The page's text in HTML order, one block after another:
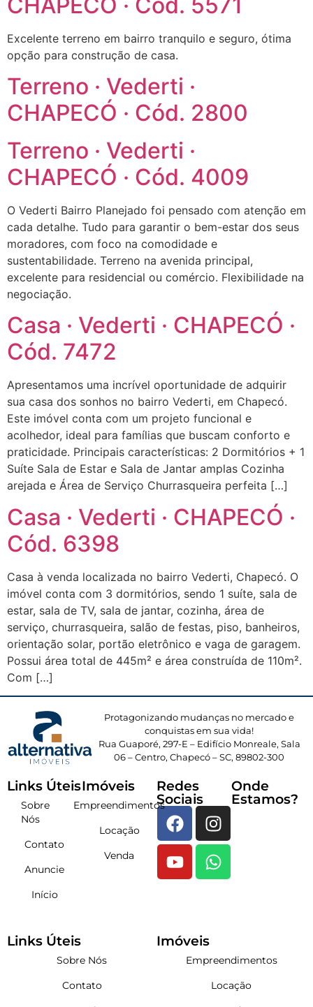
Excelente terreno em bairro tranquilo e seguro, ótima
opção para construção de casa.
Terreno · Vederti ·
CHAPECÓ · Cód. 2800
Terreno · Vederti ·
CHAPECÓ · Cód. 4009
O Vederti Bairro Planejado foi pensado com atenção em
cada detalhe. Tudo para garantir o bem-estar dos seus
moradores, com foco na comodidade e
sustentabilidade. Terreno na avenida principal,
excelente para residencial ou comércio. Flexibilidade na
negociação.
Casa · Vederti · CHAPECÓ ·
Cód. 7472
Apresentamos uma incrível oportunidade de adquirir
sua casa dos sonhos no bairro Vederti, em Chapecó.
Este imóvel conta com um projeto funcional e
acolhedor, ideal para famílias que buscam conforto e
praticidade. Principais características: 2 Dormitórios + 1
Suíte Sala de Estar e Sala de Jantar amplas Cozinha
arejada e Área de Serviço Churrasqueira perfeita […]
Casa · Vederti · CHAPECÓ ·
Cód. 6398
Casa à venda localizada no bairro Vederti, Chapecó. O
imóvel conta com 3 dormitórios, sendo 1 suíte, sala de
estar, sala de TV, sala de jantar, cozinha, área de
serviço, churrasqueira, salão de festas, piso, banheiros,
orientação solar, portão eletrônico e vaga de garagem.
Possui área total de 445m² e área construída de 110m².
Com […]
Protagonizando mudanças no mercado e
conquistas em sua vida!
Rua Guaporé, 297-E – Edifício Monreale, Sala
06 – Centro, Chapecó – SC, 89802-300
Links Úteis
Sobre
Nós
Contato
Anuncie
Início
Imóveis
Empreendimentos
Locação
Venda
Redes
Sociais
Onde
Estamos?
Links Úteis
Sobre Nós
Contato
Imóveis
Empreendimentos
Locação